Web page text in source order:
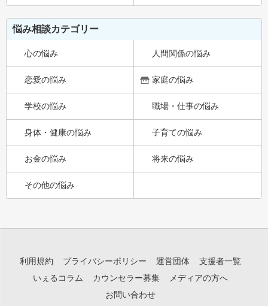
悩み相談カテゴリー
心の悩み 人間関係の悩み
恋愛の悩み 家庭の悩み
学校の悩み 職場・仕事の悩み
身体・健康の悩み 子育ての悩み
お金の悩み 将来の悩み
その他の悩み
利用規約 プライバシーポリシー 運営団体
支援者一覧
いぇるコラム
カウンセラー募集
メディアの方へ
お問い合わせ